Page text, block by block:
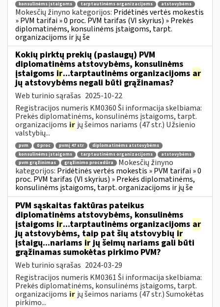
konsulinėms įstaigoms
tarptautinėms organizacijoms atstovybėms
Mokesčių žinyno kategorijos: Pridėtinės vertės mokestis
» PVM tarifai » 0 proc. PVM tarifas (VI skyrius) » Prekės
diplomatinėms, konsulinėms įstaigoms, tarpt.
organizacijoms ir jų še
Kokių pirktų prekių (paslaugų) PVM
diplomatinėms atstovybėms, konsulinėms
įstaigoms ir...tarptautinėms organizacijoms ar
jų atstovybėms negali būti grąžinamas?
Web turinio sąrašas 2025-10-22
Registracijos numeris KM0360 Ši informacija skelbiama:
Prekės diplomatinėms, konsulinėms įstaigoms, tarpt.
organizacijoms ir jų šeimos nariams (47 str.) Užsienio
valstybių...
pvm 0 proc pvmį 47 str
diplomatinėms atstovybėms
konsulinėms įstaigoms
tarptautinėms organizacijoms
atstovybėms
pvm grąžinimas
grąžinimo procedūra
Mokesčių žinyno
kategorijos: Pridėtinės vertės mokestis » PVM tarifai » 0
proc. PVM tarifas (VI skyrius) » Prekės diplomatinėms,
konsulinėms įstaigoms, tarpt. organizacijoms ir jų še
PVM sąskaitas faktūras pateikus
diplomatinėms atstovybėms, konsulinėms
įstaigoms ir...tarptautinėms organizacijoms ar
jų atstovybėms, taip pat šių atstovybių ir
įstaigų...nariams irjų šeimų nariams gali būti
grąžinamas sumokėtas pirkimo PVM?
Web turinio sąrašas 2024-03-29
Registracijos numeris KM0361 Ši informacija skelbiama:
Prekės diplomatinėms, konsulinėms įstaigoms, tarpt.
organizacijoms ir jų šeimos nariams (47 str.) Sumokėtas
pirkimo...